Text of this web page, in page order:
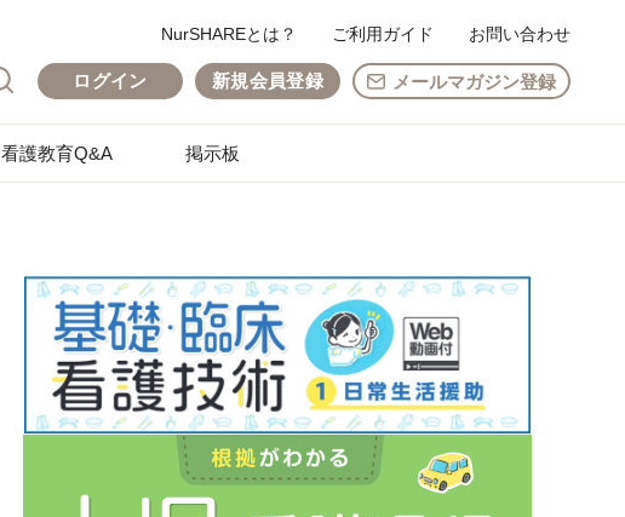
NurSHAREとは？ ご利用ガイド お問い合わせ
ログイン 新規会員登録 メールマガジン登録
看護教育Q&A 掲示板